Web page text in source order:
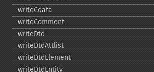
writeCdata
writeComment
writeDtd
writeDtdAttlist
writeDtdElement
writeDtdEntity